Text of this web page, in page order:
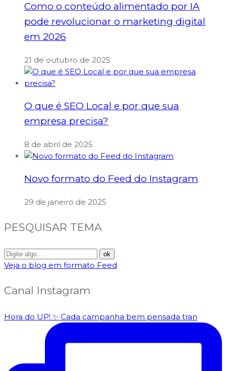
Como o conteúdo alimentado por IA
pode revolucionar o marketing digital
em 2026
21 de outubro de 2025
O que é SEO Local e por que sua
empresa precisa?
8 de abril de 2025
Novo formato do Feed do Instagram
29 de janeiro de 2025
PESQUISAR TEMA
Veja o blog em formato Feed
Canal Instagram
Hora do UP! ✨️ Cada campanha bem pensada tran